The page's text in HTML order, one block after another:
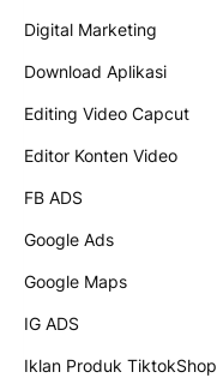
Digital Marketing
Download Aplikasi
Editing Video Capcut
Editor Konten Video
FB ADS
Google Ads
Google Maps
IG ADS
Iklan Produk TiktokShop